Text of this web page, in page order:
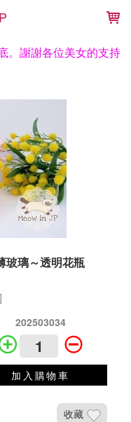
璃～透明花瓶
202503034
加入購物車
收藏